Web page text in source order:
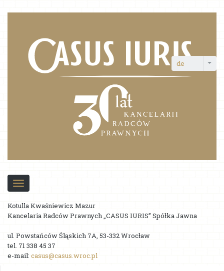
Toggle
navigation
Über die Kanzlei
Team
de
Kotulla Kwaśniewicz Mazur
Kancelaria Radców Prawnych „CASUS IURIS” Spółka Jawna
ul. Powstańców Śląskich 7A, 53-332 Wrocław
tel. 71 338 45 37
e-mail: casus@casus.wroc.pl